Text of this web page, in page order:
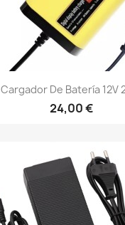
Cargador De Batería 12V
24,00 €